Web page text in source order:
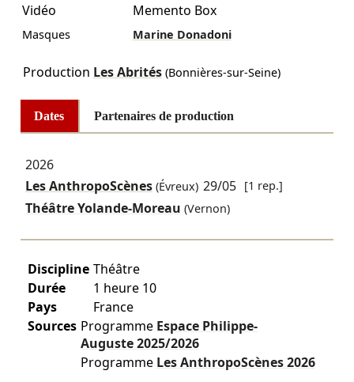
Vidéo
Memento Box
Masques Marine Donadoni
Production Les Abrités(Bonnières-sur-Seine)
Dates Partenaires de production
2026
Les AnthropoScènes(Évreux) 29/05 [1 rep.]
Théâtre Yolande-Moreau (Vernon)
Discipline Théâtre
Durée
1 heure 10
Pays
France
Sources Programme Espace Philippe-
Auguste2025/2026
Programme Les AnthropoScènes2026